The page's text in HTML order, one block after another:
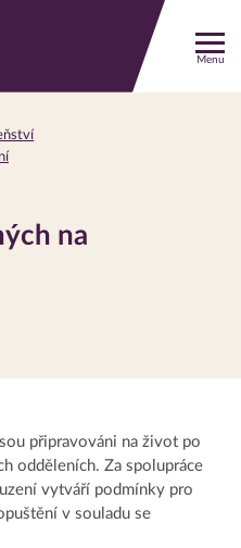
Menu
na
připravováni na život po
odděleních. Za spolupráce
vytváří podmínky pro
v souladu se